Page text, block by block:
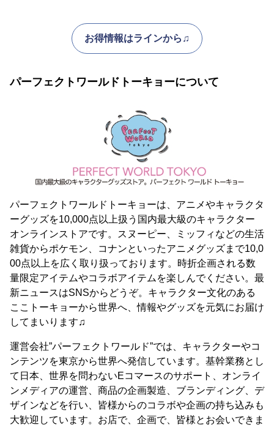
お得情報はラインから♫
パーフェクトワールドトーキョーについて
パーフェクトワールドトーキョーは、アニメやキャラクタ
ーグッズを10,000点以上扱う国内最大級のキャラクター
オンラインストアです。スヌーピー、ミッフィなどの生活
雑貨からポケモン、コナンといったアニメグッズまで10,0
00点以上を広く取り扱っております。時折企画される数
量限定アイテムやコラボアイテムを楽しんでください。最
新ニュースはSNSからどうぞ。キャラクター文化のある
ここトーキョーから世界へ、情報やグッズを元気にお届け
してまいります♫
運営会社”パーフェクトワールド”では、キャラクターやコ
ンテンツを東京から世界へ発信しています。基幹業務とし
て日本、世界を問わないEコマースのサポート、オンライ
ンメディアの運営、商品の企画製造、ブランディング、デ
ザインなどを行い、皆様からのコラボや企画の持ち込みも
大歓迎しています。お店で、企画で、皆様とお会いできま